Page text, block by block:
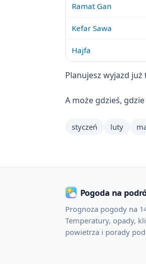
Ramat Gan
Kefar Sawa
Hajfa
Planujesz wyjazd już
A może gdzieś,
styczeń luty
Pogoda na
Prognoza pogody na
Temperatury, opady,
powietrza i porady